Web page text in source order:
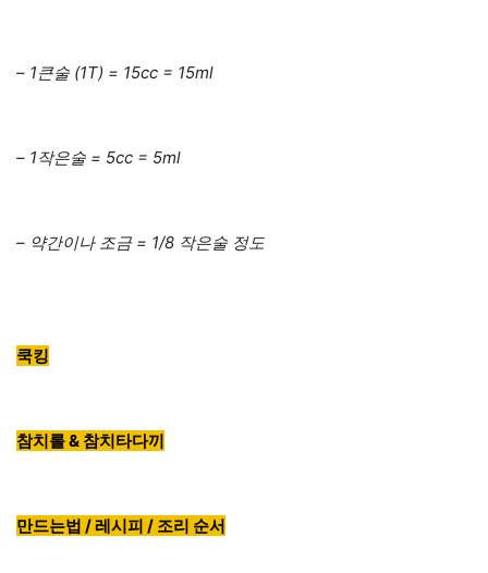
– 1큰술 (1T) = 15cc = 15ml
– 1작은술 = 5cc = 5ml
– 약간이나 조금 = 1/8 작은술 정도
쿡킹
참치롤 & 참치타다끼
만드는법 / 레시피 / 조리 순서